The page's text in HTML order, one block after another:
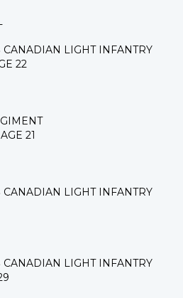
CANADIAN LIGHT INFANTRY
22
21
CANADIAN LIGHT INFANTRY
CANADIAN LIGHT INFANTRY